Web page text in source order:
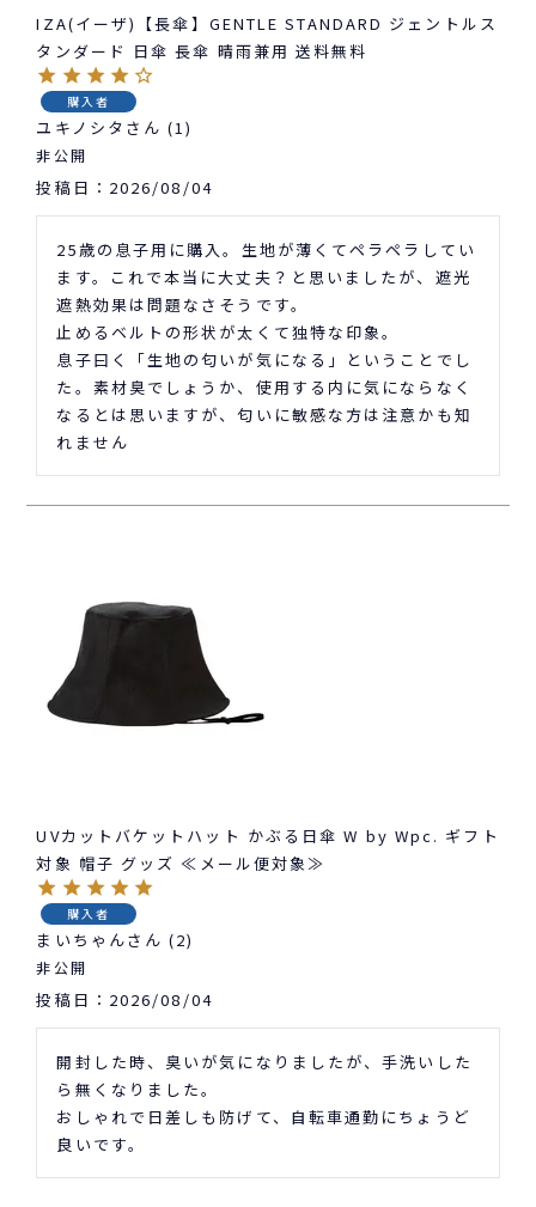
IZA(イーザ)【長傘】GENTLE STANDARD ジェントルス
タンダード 日傘 長傘 晴雨兼用 送料無料
購入者
ユキノシタ 1
非公開
投稿日 2026/08/04
25歳の息子用に購入。生地が薄くてペラペラしてい
ます。これで本当に大丈夫？と思いましたが、遮光
遮熱効果は問題なさそうです。
止めるベルトの形状が太くて独特な印象。
息子曰く「生地の匂いが気になる」ということでし
た。素材臭でしょうか、使用する内に気にならなく
なるとは思いますが、匂いに敏感な方は注意かも知
れません
UVカットバケットハット かぶる日傘 W by Wpc. ギフト
対象 帽子 グッズ ≪メール便対象≫
購入者
まいちゃん 2
非公開
投稿日 2026/08/04
開封した時、臭いが気になりましたが、手洗いした
ら無くなりました。
おしゃれで日差しも防げて、自転車通勤にちょうど
良いです。